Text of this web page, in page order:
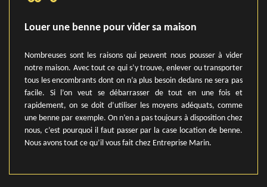
Louer une benne pour vider sa maison
Nombreuses sont les raisons qui peuvent nous pousser à vider
notre maison. Avec tout ce qui s’y trouve, enlever ou transporter
tous les encombrants dont on n’a plus besoin dedans ne sera pas
facile. Si l’on veut se débarrasser de tout en une fois et
rapidement, on se doit d’utiliser les moyens adéquats, comme
une benne par exemple. On n’en a pas toujours à disposition chez
nous, c’est pourquoi il faut passer par la case location de benne.
Nous avons tout ce qu’il vous fait chez Entreprise Marin.